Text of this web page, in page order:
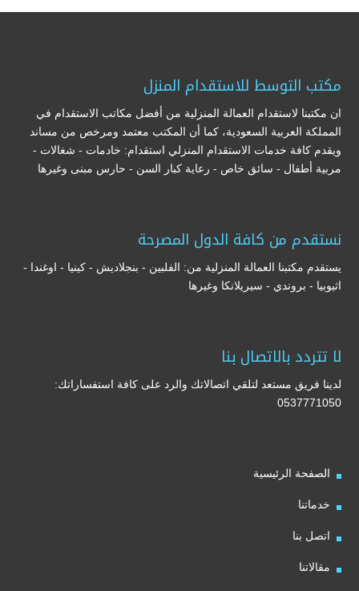
مكتب التوسط للاستقدام المنزل
ان مكتبنا لاستقدام العمالة المنزلية من أفضل مكاتب الاستقدام في
المملكة العربية السعودية، كما أن المكتب معتمد ومرخص من مساند
ويقدم كافة خدمات الاستقدام المنزلي استقدام: خادمات - شغالات -
مربية أطفال - سائق خاص - رعاية كبار السن - حارس مبنى وغيرها
نستقدم من كافة الدول المصرحة
يستقدم مكتبنا العمالة المنزلية من: الفلبين - بنجلاديش - كينيا - اوغندا -
اثيوبيا - بروندي - سيريلانكا وغيرها
لا تتردد بالاتصال بنا
لدينا فريق مستعد لتلقي اتصالاتك والرد على كافة استفساراتك:
0537771050
الصفحة الرئيسية
خدماتنا
اتصل بنا
مقالاتنا